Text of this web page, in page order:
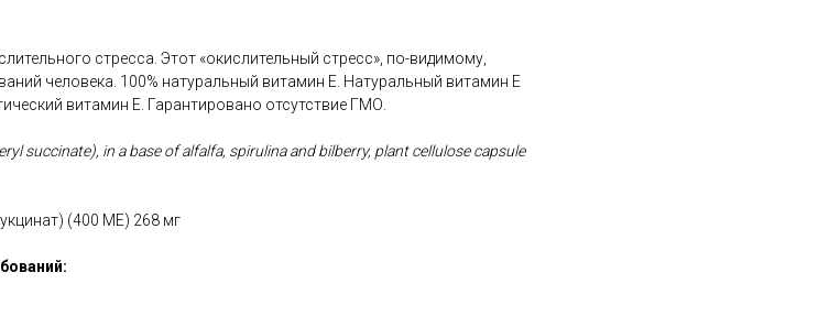
стресса. Этот «окислительный стресс», по-видимому,
человека. 100% натуральный витамин Е. Натуральный витамин Е
витамин Е. Гарантировано отсутствие ГМО.
succinate), in a base of alfalfa, spirulina and bilberry, plant cellulose capsule
(400 МЕ) 268 мг